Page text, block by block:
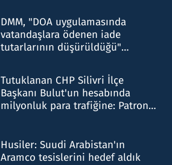
DMM, "DOA uygulamasında
vatandaşlara ödenen iade
tutarlarının düşürüldüğü"
Tutuklanan CHP Silivri İlçe
Başkanı Bulut'un hesabında
milyonluk para trafiğine: Patron
Husiler: Suudi Arabistan'ın
Aramco tesislerini hedef aldık